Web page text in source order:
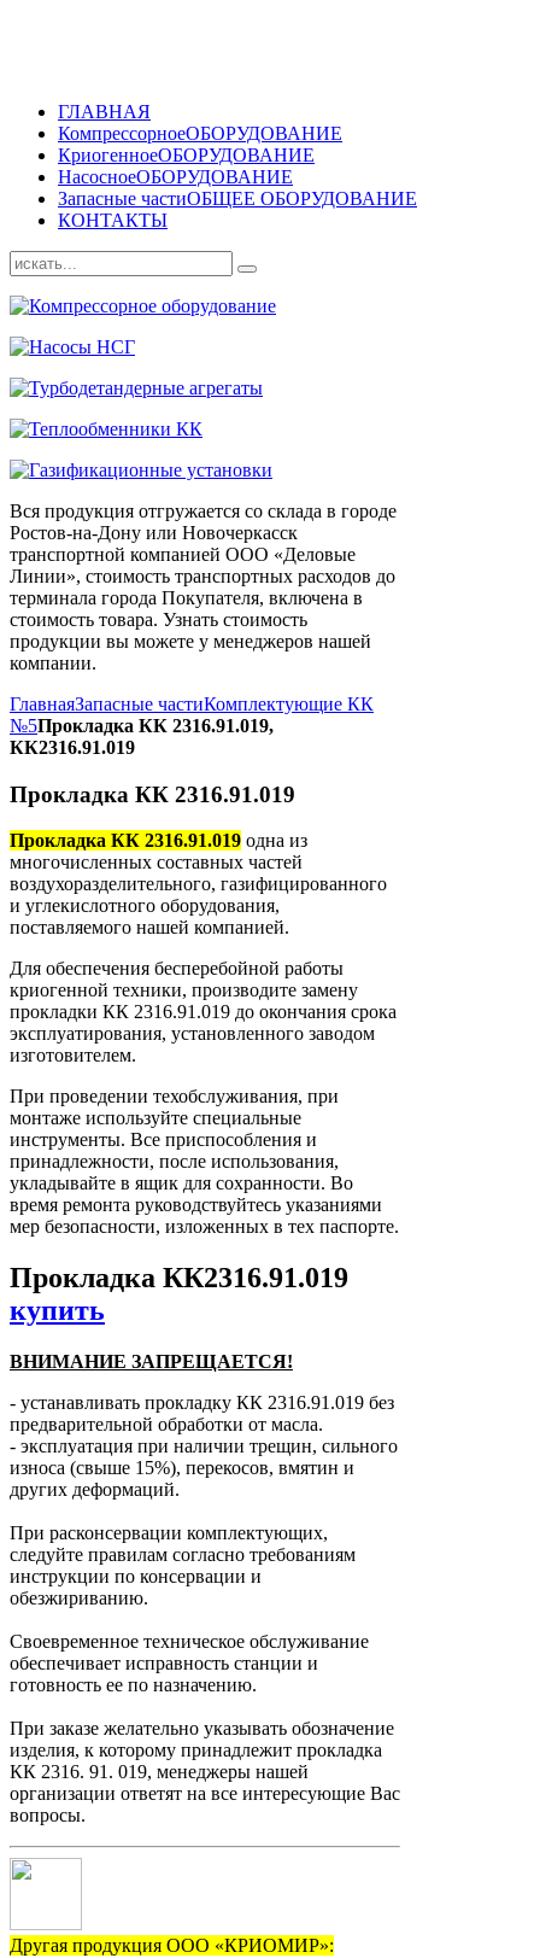
ГЛАВНАЯ
КомпрессорноеОБОРУДОВАНИЕ
КриогенноеОБОРУДОВАНИЕ
НасосноеОБОРУДОВАНИЕ
Запасные частиОБЩЕЕ ОБОРУДОВАНИЕ
КОНТАКТЫ
Вся продукция отгружается со склада в городе
Ростов-на-Дону или Новочеркасск
транспортной компанией ООО «Деловые
Линии», стоимость транспортных расходов до
терминала города Покупателя, включена в
стоимость товара. Узнать стоимость
продукции вы можете у менеджеров нашей
компании.
ГлавнаяЗапасные частиКомплектующие КК
№5Прокладка КК 2316.91.019,
КК2316.91.019
Прокладка КК 2316.91.019
Прокладка КК 2316.91.019 одна из
многочисленных составных частей
воздухоразделительного, газифицированного
и углекислотного оборудования,
поставляемого нашей компанией.
Для обеспечения бесперебойной работы
криогенной техники, производите замену
прокладки КК 2316.91.019 до окончания срока
эксплуатирования, установленного заводом
изготовителем.
При проведении техобслуживания, при
монтаже используйте специальные
инструменты. Все приспособления и
принадлежности, после использования,
укладывайте в ящик для сохранности. Во
время ремонта руководствуйтесь указаниями
мер безопасности, изложенных в тех паспорте.
Прокладка КК2316.91.019
купить
ВНИМАНИЕ ЗАПРЕЩАЕТСЯ!
- устанавливать прокладку КК 2316.91.019 без
предварительной обработки от масла.
- эксплуатация при наличии трещин, сильного
износа (свыше 15%), перекосов, вмятин и
других деформаций.
При расконсервации комплектующих,
следуйте правилам согласно требованиям
инструкции по консервации и
обезжириванию.
Своевременное техническое обслуживание
обеспечивает исправность станции и
готовность ее по назначению.
При заказе желательно указывать обозначение
изделия, к которому принадлежит прокладка
КК 2316. 91. 019, менеджеры нашей
организации ответят на все интересующие Вас
вопросы.
Другая продукция ООО «КРИОМИР»: